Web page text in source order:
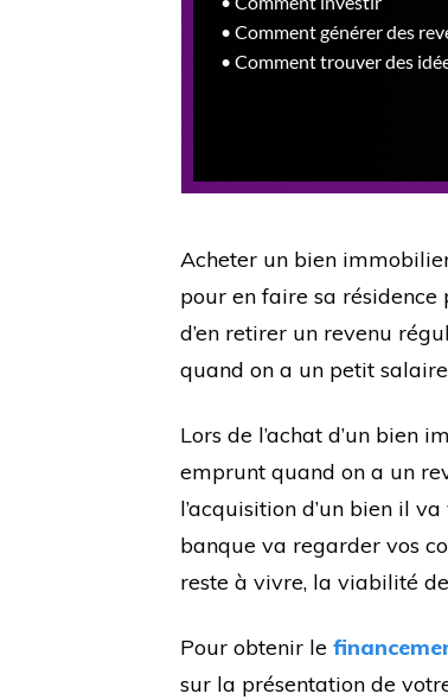
Acheter un bien
pour en faire sa
d’en retirer un revenu
quand on a un petit
Lors de l’achat d’un bien
emprunt quand on a un
l’acquisition d’un bien il
banque va regarder vos
reste à vivre, la viabilité
Pour obtenir le
sur la présentation de